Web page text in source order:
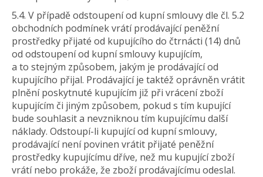
5.4. V případě odstoupení od kupní smlouvy dle čl. 5.2
obchodních podmínek vrátí prodávající peněžní
prostředky přijaté od kupujícího do čtrnácti (14) dnů
od odstoupení od kupní smlouvy kupujícím,
a to stejným způsobem, jakým je prodávající od
kupujícího přijal. Prodávající je taktéž oprávněn vrátit
plnění poskytnuté kupujícím již při vrácení zboží
kupujícím či jiným způsobem, pokud s tím kupující
bude souhlasit a nevzniknou tím kupujícímu další
náklady. Odstoupí-li kupující od kupní smlouvy,
prodávající není povinen vrátit přijaté peněžní
prostředky kupujícímu dříve, než mu kupující zboží
vrátí nebo prokáže, že zboží prodávajícímu odeslal.